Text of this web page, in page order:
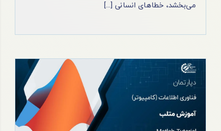
می‌بخشد، خطاهای انسانی [...]